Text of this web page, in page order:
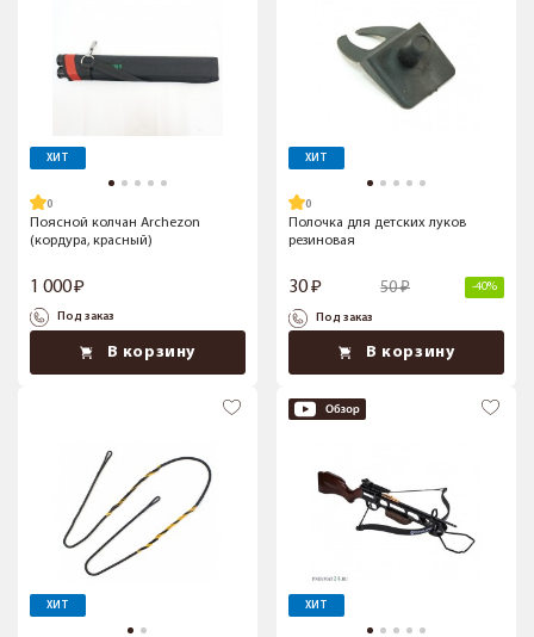
ХИТ
Поясной колчан Archezon
(кордура, красный)
1 000
Под заказ
В корзину
ХИТ
Полочка для детских луков
резиновая
30 50 -40%
Под заказ
В корзину
ХИТ ХИТ